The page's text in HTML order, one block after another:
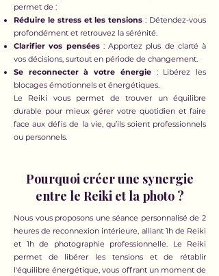
permet de :
Réduire le stress et les tensions: Détendez-vous
profondément et retrouvez la sérénité.
Clarifier vos pensées : Apportez plus de clarté à
vos décisions, surtout en période de changement.
Se reconnecter à votre énergie: Libérez les
blocages émotionnels et énergétiques.
Le Reiki vous permet de trouver un équilibre
durable pour mieux gérer votre quotidien et faire
face aux défis de la vie, qu’ils soient professionnels
ou personnels.
Pourquoi créer une synergie
entre le Reiki et la photo ?
Nous vous proposons une séance personnalisé de 2
heures de reconnexion intérieure, alliant 1h de Reiki
et 1h de photographie professionnelle. Le Reiki
permet de libérer les tensions et de rétablir
l'équilibre énergétique, vous offrant un moment de